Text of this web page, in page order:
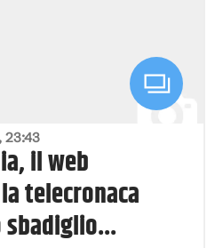
23:43
il web
telecronaca